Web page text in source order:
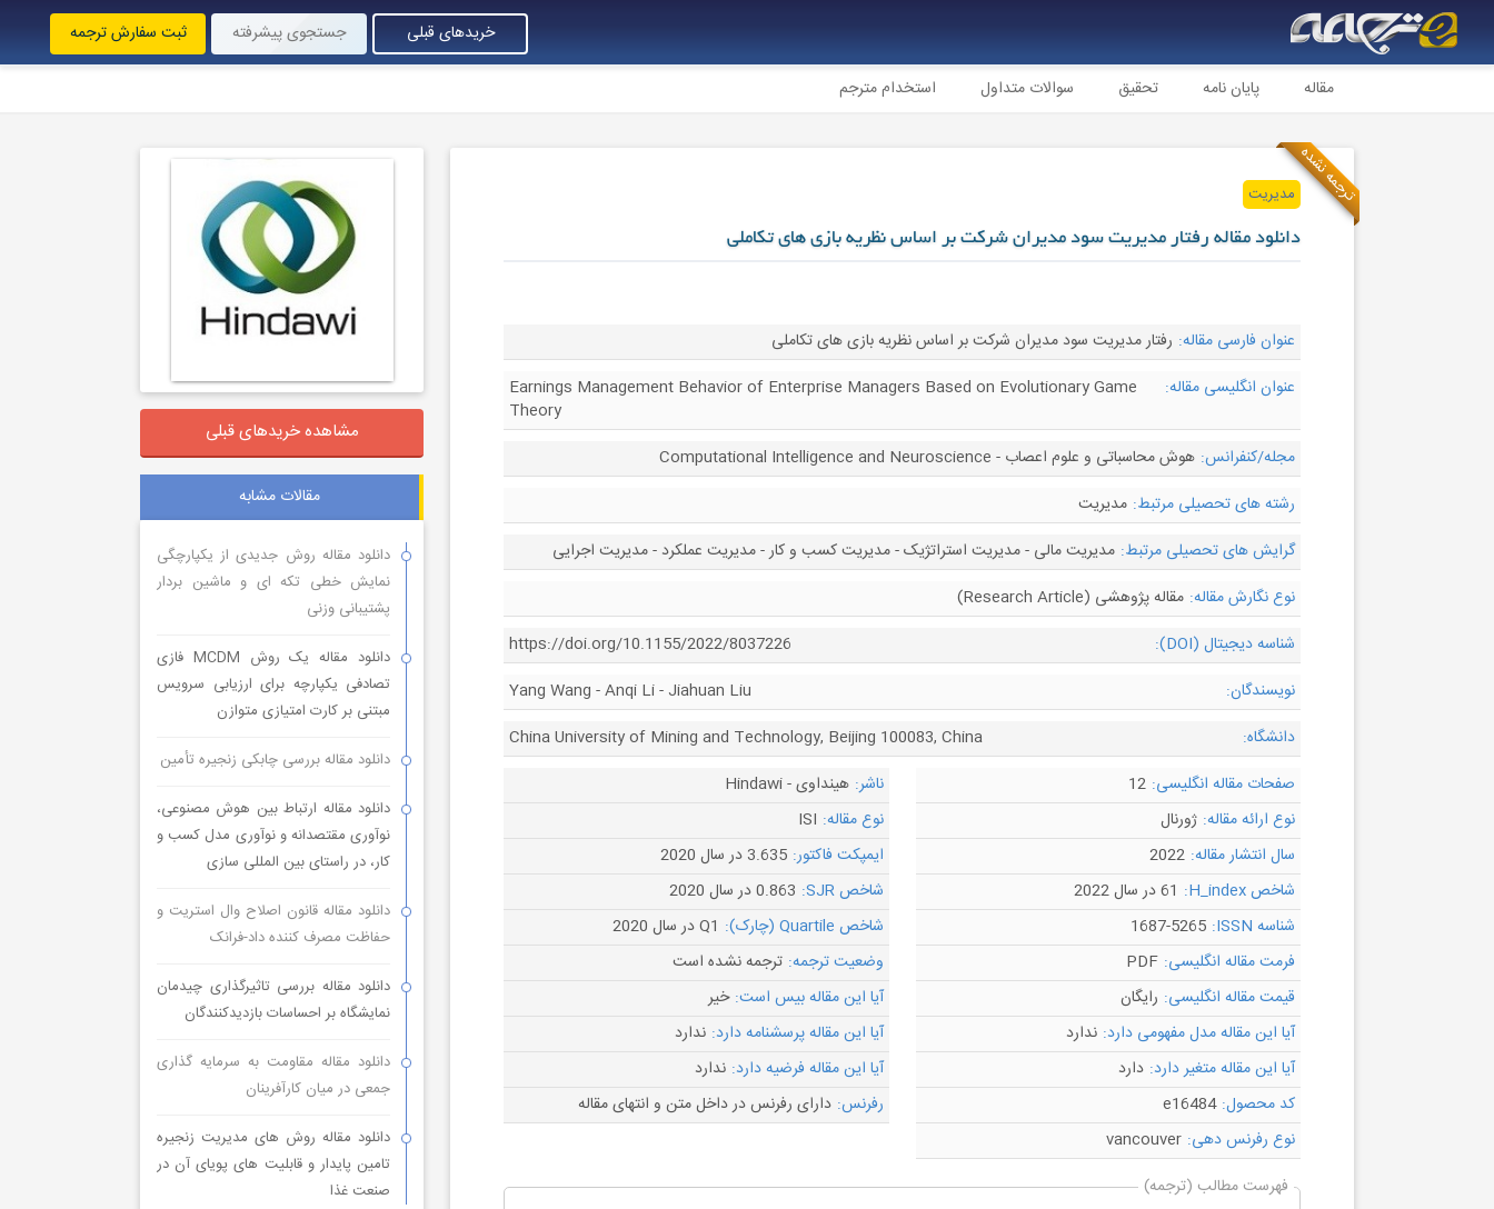
خریدهای قبلی جستجوی پیشرفته ثبت سفارش ترجمه
مقاله پایان نامه تحقیق سوالات متداول استخدام مترجم
ترجمه نشدهمدیریت
دانلود مقاله رفتار مدیریت سود مدیران شرکت بر اساس نظریه بازی های تکاملی
عنوان فارسی مقاله: رفتار مدیریت سود مدیران شرکت بر اساس نظریه بازی های تکاملی
عنوان انگلیسی مقاله:
Earnings Management Behavior of Enterprise Managers Based on Evolutionary Game
Theory
مجله/کنفرانس: هوش محاسباتی و علوم اعصاب - Computational Intelligence and Neuroscience
رشته های تحصیلی مرتبط: مدیریت
گرایش های تحصیلی مرتبط: مدیریت مالی - مدیریت استراتژیک - مدیریت کسب و کار - مدیریت عملکرد - مدیریت اجرایی
نوع نگارش مقاله: مقاله پژوهشی (Research Article)
شناسه دیجیتال (DOI):
https://doi.org/10.1155/2022/8037226
نویسندگان:
Yang Wang - Anqi Li - Jiahuan Liu
دانشگاه:
China University of Mining and Technology, Beijing 100083, China
صفحات مقاله انگلیسی: 12 ناشر: هینداوی - Hindawi
نوع ارائه مقاله: ژورنال نوع مقاله: ISI
سال انتشار مقاله: 2022 ایمپکت فاکتور: 3.635 در سال 2020
شاخص H_index:
61 در سال 2022 شاخص SJR:
0.863 در سال 2020
شناسه ISSN:
1687-5265 شاخص Quartile (چارک):
Q1 در سال 2020
فرمت مقاله انگلیسی: PDF وضعیت ترجمه: ترجمه نشده است
قیمت مقاله انگلیسی: رایگان آیا این مقاله بیس است: خیر
آیا این مقاله مدل مفهومی دارد: ندارد آیا این مقاله پرسشنامه دارد: ندارد
آیا این مقاله متغیر دارد: دارد آیا این مقاله فرضیه دارد: ندارد
کد محصول: e16484 رفرنس: دارای رفرنس در داخل متن و انتهای مقاله
نوع رفرنس دهی: vancouver
فهرست مطالب (ترجمه)
مشاهده خریدهای قبلی
مقالات مشابه
دانلود مقاله روش جدیدی از یکپارچگی
نمایش خطی تکه ای و ماشین بردار
پشتیبانی وزنی
دانلود مقاله یک روش MCDM فازی
تصادفی یکپارچه برای ارزیابی سرویس
مبتنی بر کارت امتیازی متوازن
دانلود مقاله بررسی چابکی زنجیره تأمین
دانلود مقاله ارتباط بین هوش مصنوعی،
نوآوری مقتصدانه و نوآوری مدل کسب و
کار، در راستای بین المللی سازی
دانلود مقاله قانون اصلاح وال استریت و
حفاظت مصرف کننده داد-فرانک
دانلود مقاله بررسی تاثیرگذاری چیدمان
نمایشگاه بر احساسات بازدیدکنندگان
دانلود مقاله مقاومت به سرمایه گذاری
جمعی در میان کارآفرینان
دانلود مقاله روش های مدیریت زنجیره
تامین پایدار و قابلیت های پویای آن در
صنعت غذا